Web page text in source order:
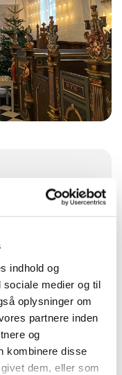
indhold og
medier og til
oplysninger om
partnere inden
og
kombinere disse
dem, eller som
kl. 16:00